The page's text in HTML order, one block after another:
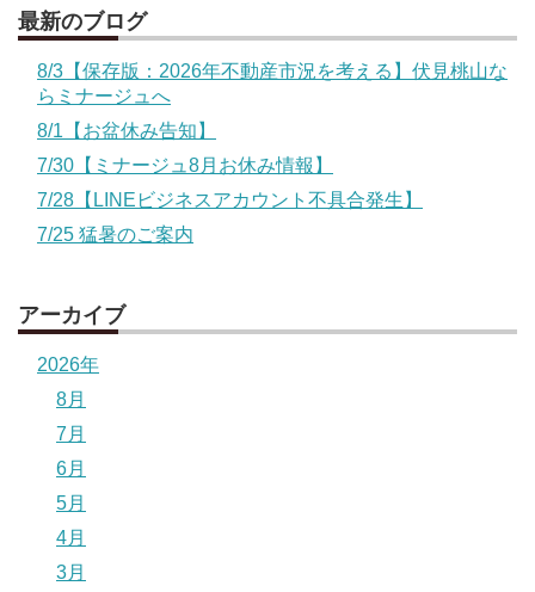
最新のブログ
8/3【保存版：2026年不動産市況を考える】伏見桃山な
らミナージュへ
8/1【お盆休み告知】
7/30【ミナージュ8月お休み情報】
7/28【LINEビジネスアカウント不具合発生】
7/25 猛暑のご案内
アーカイブ
2026年
8月
7月
6月
5月
4月
3月